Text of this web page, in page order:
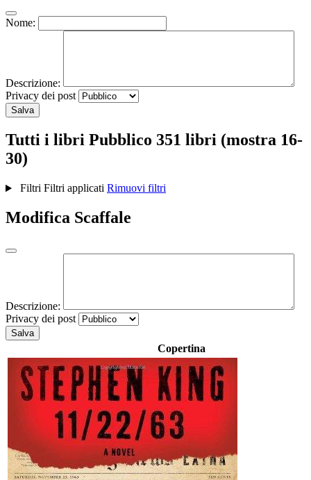
Nome:
Descrizione:
Privacy dei post
Salva
Tutti i libri Pubblico 351 libri (mostra 16-
30)
Filtri Filtri applicati Rimuovi filtri
Modifica Scaffale
Descrizione:
Privacy dei post
Salva
Copertina